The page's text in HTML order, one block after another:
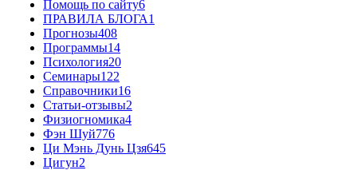
Помощь по сайту6
ПРАВИЛА БЛОГА1
Прогнозы408
Программы14
Психология20
Семинары122
Справочники16
Статьи-отзывы2
Физиогномика4
Фэн Шуй776
Ци Мэнь Дунь Цзя645
Цигун2